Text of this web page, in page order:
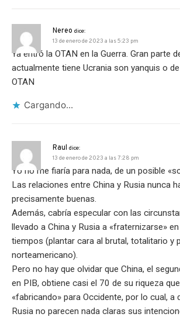
Nereo dice:
13 de enero de 2023 a las 5:23 pm
Ya entró la OTAN en la Guerra. Gran parte
actualmente tiene Ucrania son yanquis o
OTAN
Cargando...
Raul dice:
13 de enero de 2023 a las 7:28 pm
Yo no me fiaría para nada, de un posible
Las relaciones entre China y Rusia nunca
precisamente buenas.
Además, cabría especular con las
llevado a China y Rusia a «fraternizarse»
tiempos (plantar cara al brutal, totalitario y
norteamericano).
Pero no hay que olvidar que China, el
en PIB, obtiene casi el 70 de su riqueza
«fabricando» para Occidente, por lo cual, a
Rusia no parecen nada claras sus